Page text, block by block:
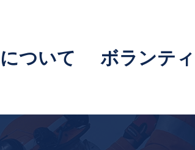
について ボランテ